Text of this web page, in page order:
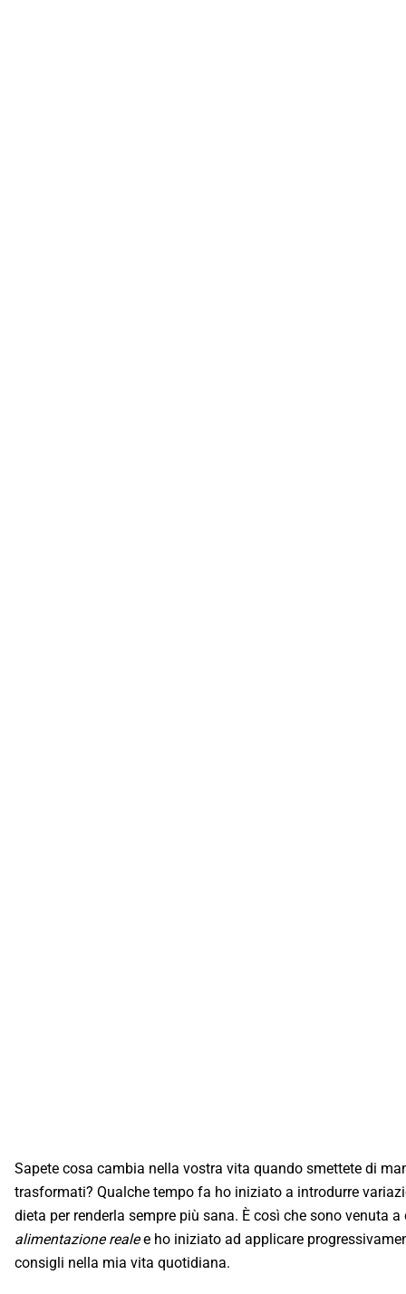
Sapete cosa cambia nella vostra vita quando smettete di
trasformati? Qualche tempo fa ho iniziato a introdurre
dieta per renderla sempre più sana. È così che sono venuta
alimentazione realee ho iniziato ad applicare
consigli nella mia vita quotidiana.